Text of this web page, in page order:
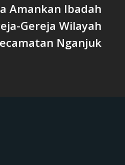
Amankan Ibadah
Gereja Wilayah
Nganjuk